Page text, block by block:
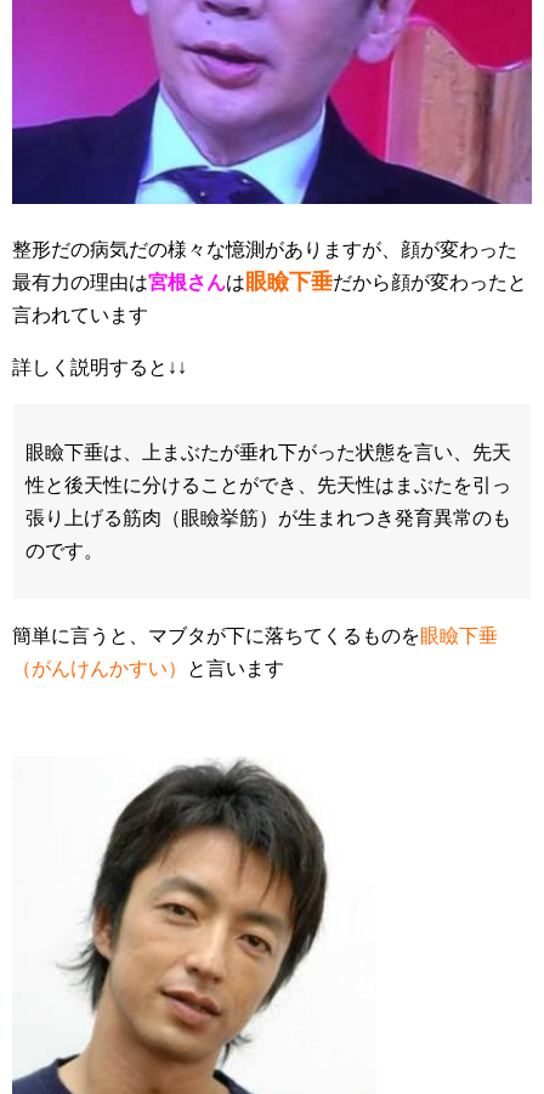
整形だの病気だの様々な憶測がありますが、顔が変わった
最有力の理由は宮根さんは 眼瞼下垂だから顔が変わったと
言われています
詳しく説明すると↓↓
眼瞼下垂は、上まぶたが垂れ下がった状態を言い、先天
性と後天性に分けることができ、先天性はまぶたを引っ
張り上げる筋肉（眼瞼挙筋）が生まれつき発育異常のも
のです。
簡単に言うと、マブタが下に落ちてくるものを眼瞼下垂
（がんけんかすい）
と言います